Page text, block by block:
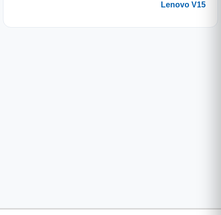
Lenovo V15